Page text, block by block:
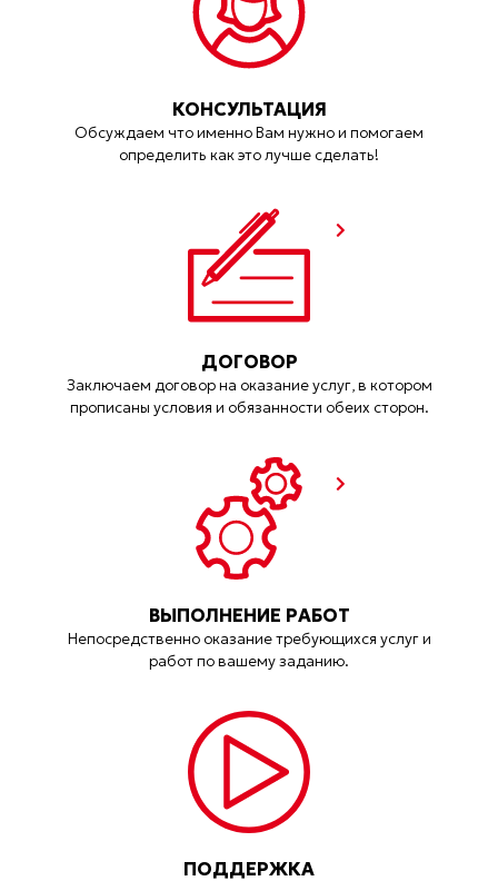
КОНСУЛЬТАЦИЯ
Обсуждаем что именно Вам нужно и помогаем
определить как это лучше сделать!
ДОГОВОР
Заключаем договор на оказание услуг, в котором
прописаны условия и обязанности обеих сторон.
ВЫПОЛНЕНИЕ РАБОТ
Непосредственно оказание требующихся услуг и
работ по вашему заданию.
ПОДДЕРЖКА